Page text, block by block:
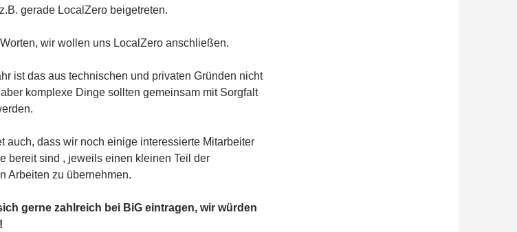
gerade LocalZero beigetreten.
wir wollen uns LocalZero anschließen.
ist das aus technischen und privaten Gründen nicht
komplexe Dinge sollten gemeinsam mit Sorgfalt
auch, dass wir noch einige interessierte Mitarbeiter
bereit sind , jeweils einen kleinen Teil der
Arbeiten zu übernehmen.
gerne zahlreich bei BiG eintragen, wir würden